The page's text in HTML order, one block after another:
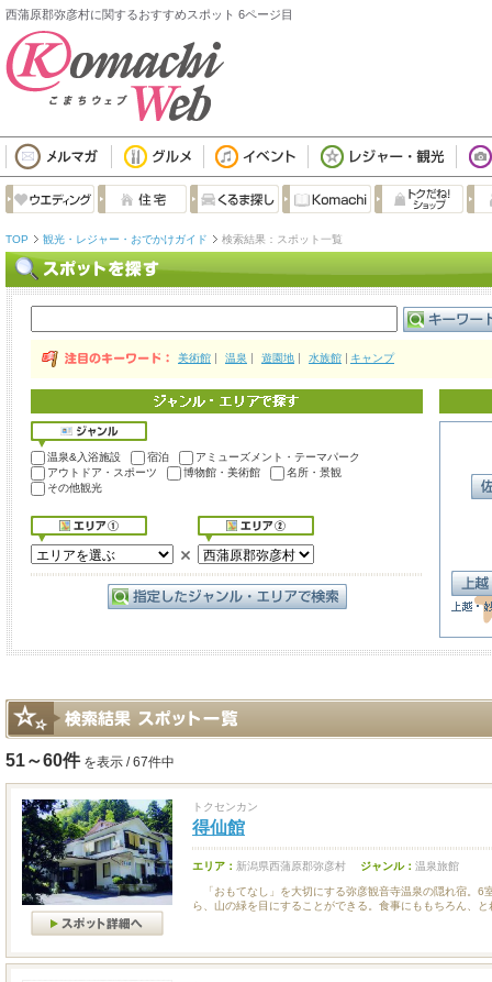
西蒲原郡弥彦村に関するおすすめスポット 6ページ目
TOP 観光・レジャー・おでかけガイド 検索結果：スポット一覧
美術館 温泉 遊園地 水族館 キャンプ
温泉&入浴施設 宿泊
アミューズメント・テーマパーク
アウトドア・スポーツ
博物館・美術館
名所・景観
その他観光
51～60件 を表示 / 67件中
トクセンカン
得仙館
エリア： 新潟県西蒲原郡弥彦村 ジャンル： 温泉旅館
「おもてなし」を大切にする弥彦観音寺温泉の隠れ宿。6
ら、山の緑を目にすることができる。食事にももちろん、と